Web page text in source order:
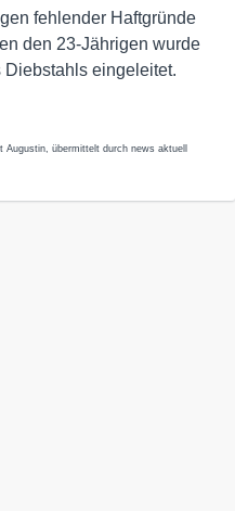
fehlender Haftgründe
den 23-Jährigen wurde
eingeleitet.
übermittelt durch news aktuell